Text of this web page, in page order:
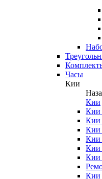
Часы
Кии
Кии
Кии
Кии
Кии
Кии
Кии
Кии